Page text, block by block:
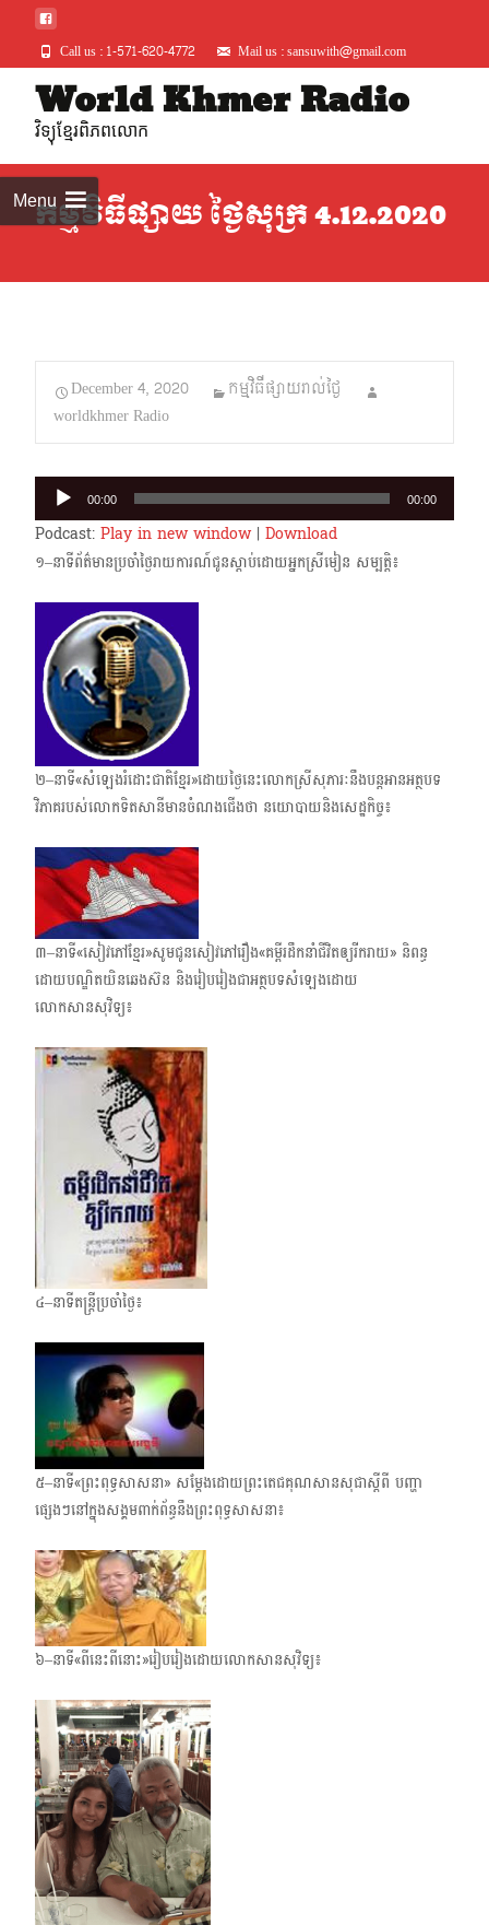
Call us : 1-571-620-4772 Mail us : sansuwith@gmail.com
World Khmer Radio
វិទ្យុខ្មែរពិភពលោក
Menuកម្មវិធីផ្សាយ ថ្ងៃសុក្រ 4.12.2020
December 4, 2020
កម្មវិធីផ្សាយរាល់ថ្ងៃ
worldkhmer Radio
Audio
Player
00:00 00:00
Podcast: Play in new window| Download
១–នាទីព័ត៌មានប្រចាំថ្ងៃរាយការណ៍ជូនស្តាប់ដោយអ្នកស្រីមៀន សម្បត្តិ៖
២–នាទី«សំឡេងរំដោះជាតិខ្មែរ»ដោយថ្ងៃនេះលោកស្រីសុភារៈនឹងបន្តអានអត្ថបទ
វិភាគរបស់លោក​ទិតសានីមានចំណងជើងថា នយោបាយនិងសេដ្ឋកិច្ច៖
៣–នាទី«សៀវភៅខ្មែរ»សូមជូនសៀវភៅរឿង​«គម្ពីរដឹកនាំជីវិតឲ្យរីករាយ» និពន្ធ
ដោយបណ្ឌិត​យិនឆេងស៊ន និងរៀប​រៀងជា​អត្ថបទ​សំឡេង​ដោយ
លោកសានសុវិទ្យ៖
៤–នាទីតន្ត្រីប្រចាំថ្ងៃ៖
៥–នាទី«ព្រះពុទ្ធសាសនា» សម្តែងដោយព្រះតេជគុណសានសុជាស្តីពី បញ្ហា
ផ្សេងៗនៅក្នុងសង្គមពាក់​ព័ន្ធនឹងព្រះពុទ្ធសាសនា៖
៦–នាទី«ពីនេះពីនោះ»រៀបរៀងដោយលោកសានសុវិទ្យ៖